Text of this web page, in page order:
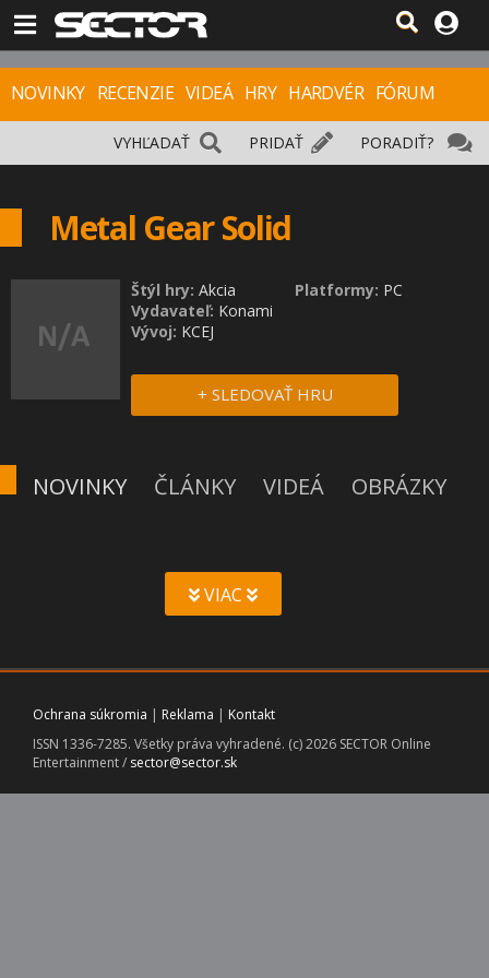
NOVINKY RECENZIE VIDEÁ HRY HARDVÉR FÓRUM
PORADIŤ?
PRIDAŤ
VYHĽADAŤ
Metal Gear Solid
Štýl hry: Akcia
Vydavateľ: Konami
Vývoj: KCEJ
Platformy: PC
+ SLEDOVAŤ HRU
NOVINKY ČLÁNKY VIDEÁ OBRÁZKY
VIAC
Ochrana súkromia | Reklama | Kontakt
ISSN 1336-7285. Všetky práva vyhradené. (c) 2026 SECTOR Online
Entertainment / sector@sector.sk